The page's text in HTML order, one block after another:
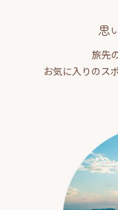
思
旅先
お気に入りのス